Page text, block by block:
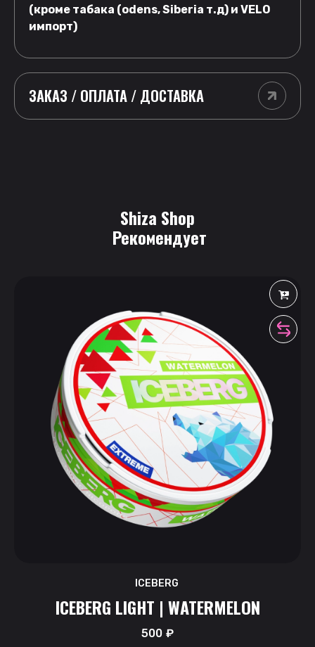
(кроме табака (odens, Siberia т.д) и VELO
импорт)
ЗАКАЗ / ОПЛАТА / ДОСТАВКА
Shiza Shop
Рекомендует
ICEBERG
ICEBERG LIGHT | WATERMELON
500₽